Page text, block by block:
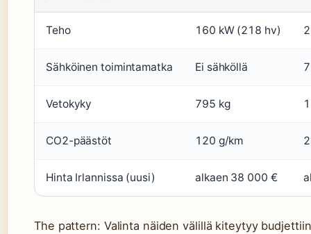
Teho 160 kW (218 hv)
Sähköinen toimintamatka Ei sähköllä
Vetokyky 795 kg
CO2-päästöt 120 g/km
Hinta Irlannissa (uusi) alkaen 38 000 €
The pattern: Valinta näiden välillä kiteytyy